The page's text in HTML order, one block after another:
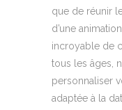
que de réunir
d’une
incroyable de
tous les âges,
personnaliser
adaptée à la